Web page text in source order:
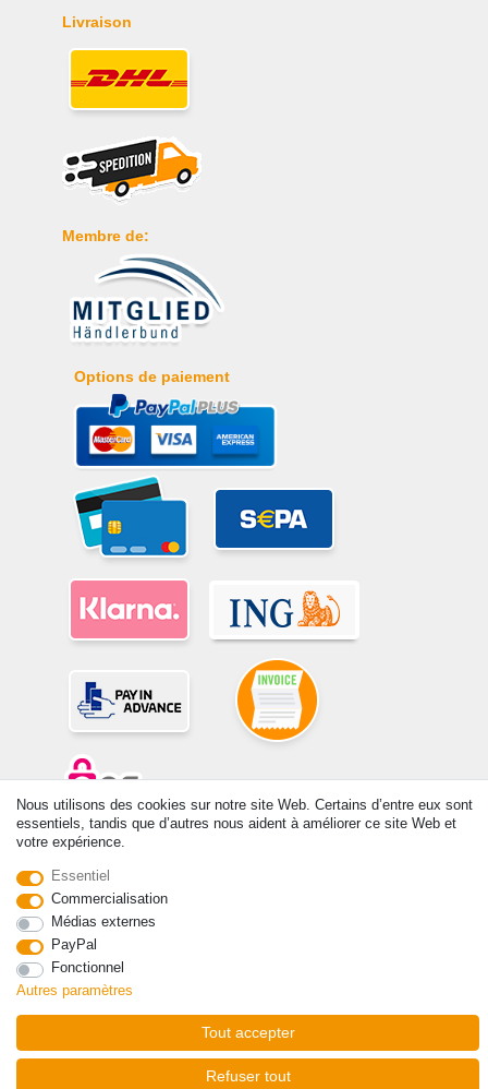
Livraison
Membre de:
Options de paiement
© Copyright 2026 | Tous droits réservés. -Tous droits réservés – Les
Nous utilisons des cookies sur notre site Web. Certains d’entre eux sont
essentiels, tandis que d’autres nous aident à améliorer ce site Web et
votre expérience.
Essentiel
Commercialisation
Médias externes
PayPal
Fonctionnel
Autres paramètres
Tout accepter
Refuser tout
Rétracter le contrat ici